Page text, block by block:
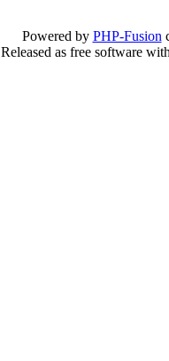
Powered by PHP-Fusion
Released as free software